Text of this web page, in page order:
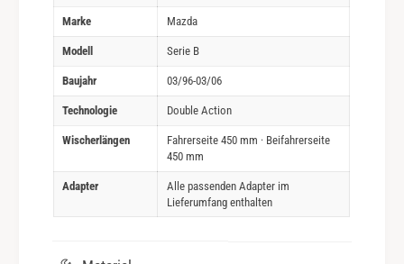
Marke Mazda
Modell Serie B
Baujahr 03/96-03/06
Technologie Double Action
Wischerlängen
Fahrerseite 450 mm · Beifahrerseite
450 mm
Adapter
Alle passenden Adapter im
Lieferumfang enthalten